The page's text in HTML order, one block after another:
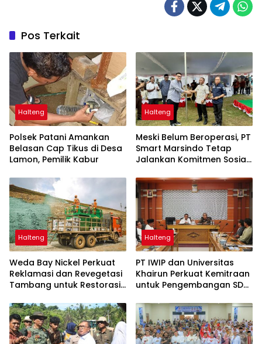
Pos Terkait
Halteng
Polsek Patani Amankan
Belasan Cap Tikus di Desa
Lamon, Pemilik Kabur
Halteng
Meski Belum Beroperasi, PT
Smart Marsindo Tetap
Jalankan Komitmen Sosial
Halteng
Weda Bay Nickel Perkuat
Reklamasi dan Revegetasi
Tambang untuk Restorasi
Halteng
PT IWIP dan Universitas
Khairun Perkuat Kemitraan
untuk Pengembangan SDM